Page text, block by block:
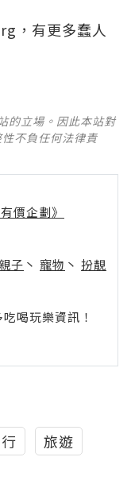
，有更多蠢人
的立場。因此本站對
不負任何法律責
價企劃》
子 丶 寵物 丶 扮靚
喝玩樂資訊！
旅遊